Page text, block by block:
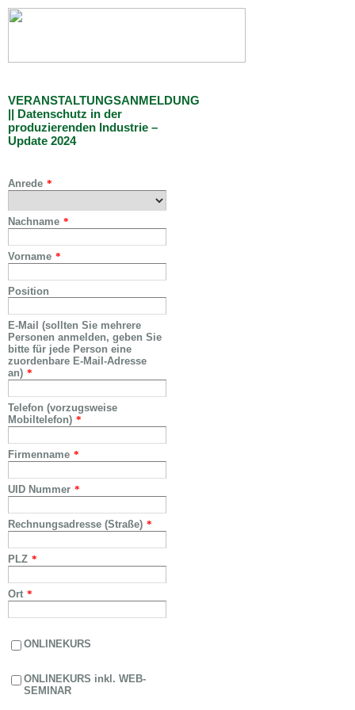
VERANSTALTUNGSANMELDUNG
|| Datenschutz in der
produzierenden Industrie –
Update 2024
Anrede *
Nachname *
Vorname *
Position
E-Mail (sollten Sie mehrere
Personen anmelden, geben Sie
bitte für jede Person eine
zuordenbare E-Mail-Adresse
an) *
Telefon (vorzugsweise
Mobiltelefon) *
Firmenname *
UID Nummer *
Rechnungsadresse (Straße) *
PLZ *
Ort *
ONLINEKURS
ONLINEKURS inkl. WEB-
SEMINAR